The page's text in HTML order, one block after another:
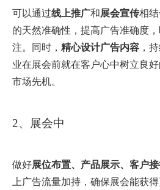
可以通过线上推广和展会宣传相
的天然准确性，提高广告准确度
注。同时， 精心设计广告内容 ，
业在展会前就在客户心中树立良
市场先机。
2、展会中
做好展位布置、产品展示、客户
上广告流量加持，确保展会能获